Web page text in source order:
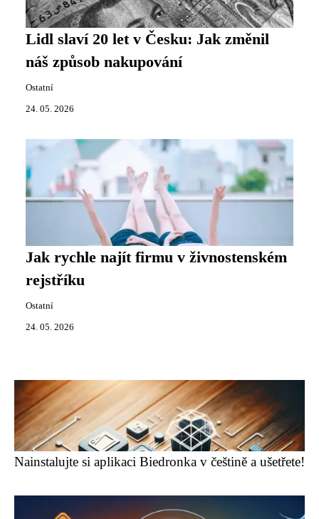
Lidl slaví 20 let v Česku: Jak změnil
náš způsob nakupování
Ostatní
24. 05. 2026
Jak rychle najít firmu v živnostenském
rejstříku
Ostatní
24. 05. 2026
Nainstalujte si aplikaci Biedronka v češtině a ušetřete!